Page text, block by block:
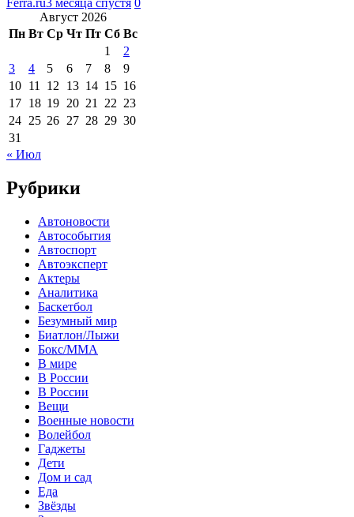
Август 2026
Пн Вт Ср Чт Пт Сб Вс
1
2
3
4 5 6 7 8
9
10 11 12 13 14 15 16
17 18 19 20 21 22 23
24 25 26 27 28 29 30
31
« Июл
Рубрики
Автоновости
Автособытия
Автоспорт
Автоэксперт
Актеры
Аналитика
Баскетбол
Безумный мир
Биатлон/Лыжи
Бокс/MMA
В мире
В России
В России
Вещи
Военные новости
Волейбол
Гаджеты
Дети
Дом и сад
Еда
Звёзды